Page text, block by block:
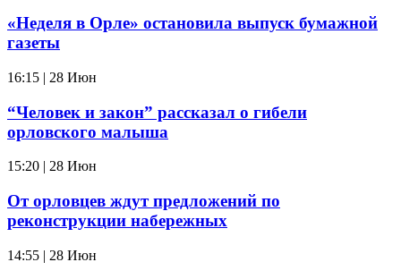
«Неделя в Орле» остановила выпуск бумажной
газеты
16:15 | 28 Июн
“Человек и закон” рассказал о гибели
орловского малыша
15:20 | 28 Июн
От орловцев ждут предложений по
реконструкции набережных
14:55 | 28 Июн